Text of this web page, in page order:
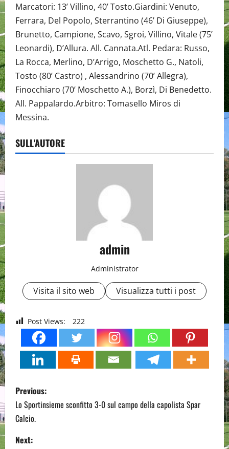
Marcatori: 13’ Villino, 40’ Tosto.Giardini: Venuto,
Ferrara, Del Popolo, Sterrantino (46’ Di Giuseppe),
Brunetto, Campione, Scavo, Sgroi, Villino, Vitale (75’
Leonardi), D’Allura. All. Cannata.Atl. Pedara: Russo,
La Rocca, Merlino, D’Arrigo, Moschetto G., Natoli,
Tosto (80’ Castro) , Alessandrino (70’ Allegra),
Finocchiaro (70’ Moschetto A.), Borzì, Di Benedetto.
All. Pappalardo.Arbitro: Tomasello Miros di
Messina.
SULL'AUTORE
admin
Administrator
Visita il sito web Visualizza tutti i post
Post Views: 222
P
o
s
Previous:
Lo Sportinsieme sconfitto 3-0 sul campo della capolista Spar
Calcio.
Next: